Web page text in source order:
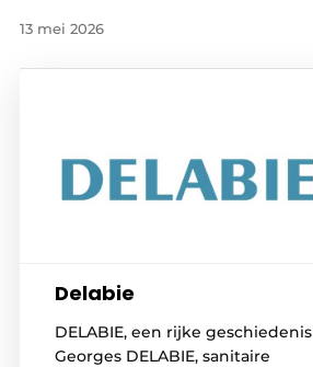
13 mei 2026
Delabie
DELABIE, een rijke geschiedenis
Georges DELABIE, sanitaire